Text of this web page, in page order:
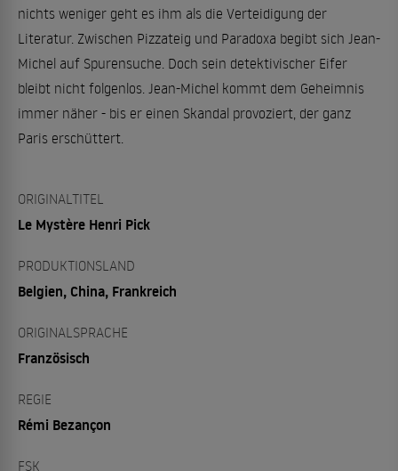
nichts weniger geht es ihm als die Verteidigung der
Literatur. Zwischen Pizzateig und Paradoxa begibt sich Jean-
Michel auf Spurensuche. Doch sein detektivischer Eifer
bleibt nicht folgenlos. Jean-Michel kommt dem Geheimnis
immer näher - bis er einen Skandal provoziert, der ganz
Paris erschüttert.
ORIGINALTITEL
Le Mystère Henri Pick
PRODUKTIONSLAND
Belgien, China, Frankreich
ORIGINALSPRACHE
Französisch
REGIE
Rémi Bezançon
FSK